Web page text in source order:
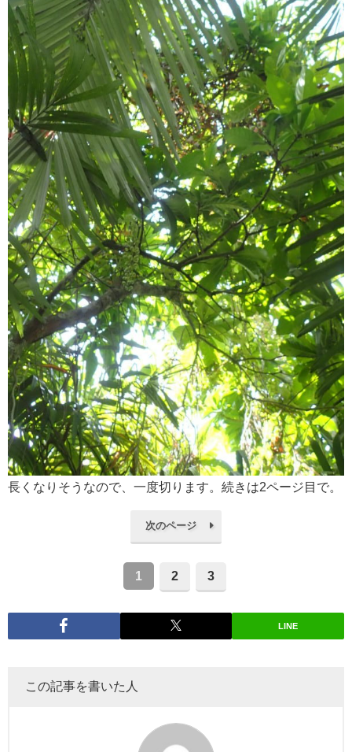
長くなりそうなので、一度切ります。続きは2ページ目で。
次のページ
1 2 3
LINE
この記事を書いた人